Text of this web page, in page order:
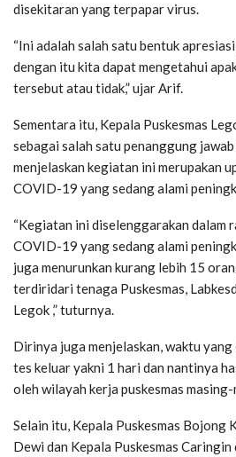
disekitaran yang terpapar virus.
“Ini adalah salah satu bentuk
dengan itu kita dapat mengetahui
tersebut atau tidak,” ujar Arif.
Sementara itu, Kepala Puskesmas
sebagai salah satu penanggung
menjelaskan kegiatan ini merupakan
COVID-19 yang sedang alami
“Kegiatan ini diselenggarakan dalam
COVID-19 yang sedang alami
juga menurunkan kurang lebih 15
terdiridari tenaga Puskesmas,
Legok ,” tuturnya.
Dirinya juga menjelaskan, waktu
tes keluar yakni 1 hari dan nantinya
oleh wilayah kerja puskesmas
Selain itu, Kepala Puskesmas Bojong
Dewi dan Kepala Puskesmas